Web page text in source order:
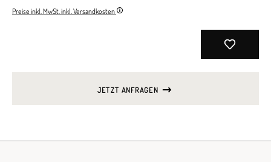
Preise inkl. MwSt. inkl. Versandkosten
JETZT ANFRAGEN